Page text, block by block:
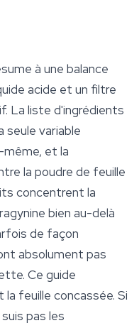
à une balance
acide et un filtre
La liste d'ingrédients
variable
et la
la poudre de feuille
concentrent la
bien au-delà
de façon
absolument pas
Ce guide
feuille concassée. Si
pas les